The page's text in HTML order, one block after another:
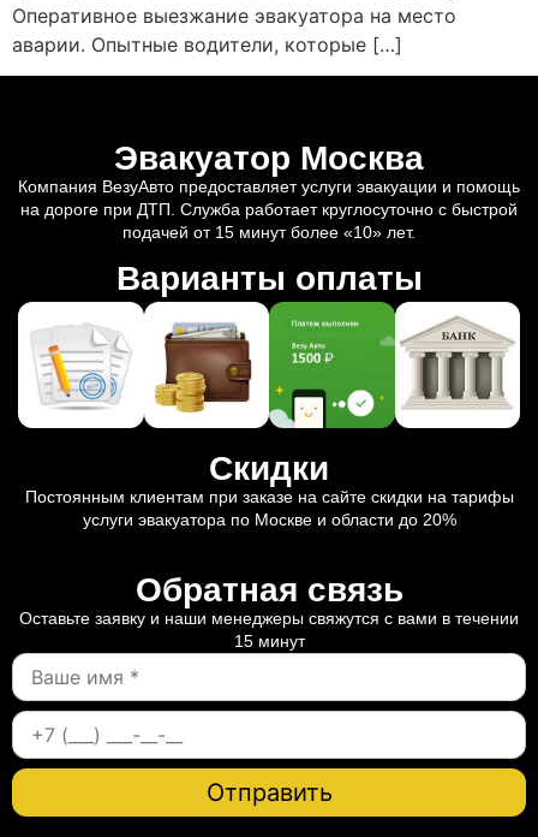
Оперативное выезжание эвакуатора на место
аварии. Опытные водители, которые […]
Эвакуатор Москва
Компания ВезуАвто предоставляет услуги эвакуации и помощь
на дороге при ДТП. Служба работает круглосуточно с быстрой
подачей от 15 минут более «10» лет.
Варианты оплаты
Скидки
Постоянным клиентам при заказе на сайте скидки на тарифы
услуги эвакуатора по Москве и области до 20%
Обратная связь
Оставьте заявку и наши менеджеры свяжутся с вами в течении
15 минут